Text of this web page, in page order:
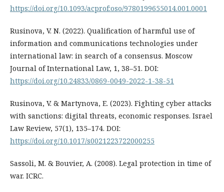
https://doi.org/10.1093/acprof:oso/9780199655014.001.0001
Rusinova, V. N. (2022). Qualification of harmful use of
information and communications technologies under
international law: in search of a consensus. Moscow
Journal of International Law, 1, 38–51. DOI:
https://doi.org/10.24833/0869-0049-2022-1-38-51
Rusinova, V. & Martynova, E. (2023). Fighting cyber attacks
with sanctions: digital threats, economic responses. Israel
Law Review, 57(1), 135–174. DOI:
https://doi.org/10.1017/s0021223722000255
Sassoli, M. & Bouvier, A. (2008). Legal protection in time of
war. ICRC.